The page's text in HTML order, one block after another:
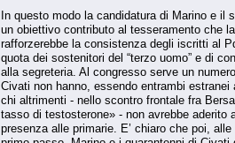
In questo modo la candidatura di Marino e il
un obiettivo contributo al tesseramento che
rafforzerebbe la consistenza degli iscritti al
quota dei sostenitori del “terzo uomo” e di
alla segreteria. Al congresso serve un
Civati non hanno, essendo entrambi
chi altrimenti - nello scontro frontale fra
tasso di testosterone» - non avrebbe aderito
presenza alle primarie. E’ chiaro che poi,